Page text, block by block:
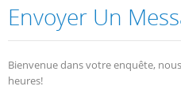
Envoyer Un
Bienvenue dans votre enquête,
heures!